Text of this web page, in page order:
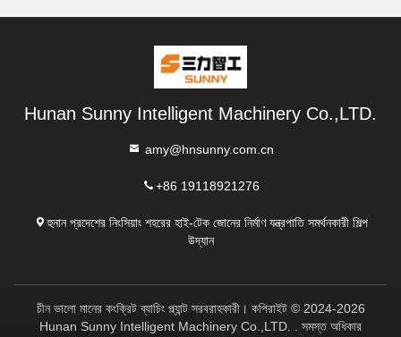
Hunan Sunny Intelligent Machinery Co.,LTD.
amy@hnsunny.com.cn
+86 19118921276
হুনান প্রদেশের নিংসিয়াং শহরের হাই-টেক জোনের নির্মাণ যন্ত্রপাতি সমর্থনকারী শিল্প
উদ্যান
চীন ভালো মানের কংক্রিট ব্যাচিং প্ল্যান্ট সরবরাহকারী। কপিরাইট © 2024-2026
Hunan Sunny Intelligent Machinery Co.,LTD. . সমস্ত অধিকার